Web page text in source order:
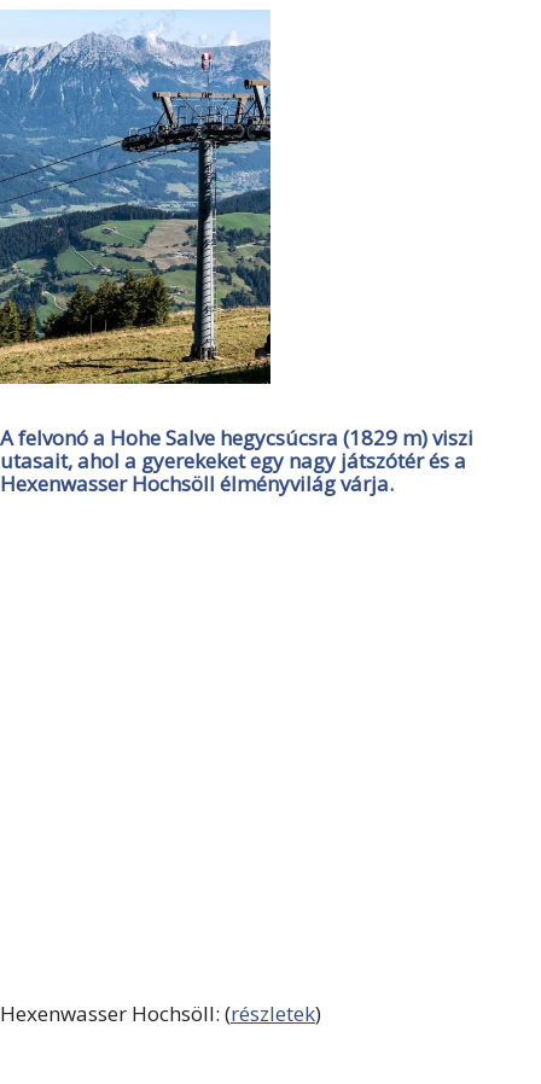
A felvonó a Hohe Salve hegycsúcsra (1829 m) viszi
utasait, ahol a gyerekeket egy nagy játszótér és a
Hexenwasser Hochsöll élményvilág várja.
Hexenwasser Hochsöll: (részletek)